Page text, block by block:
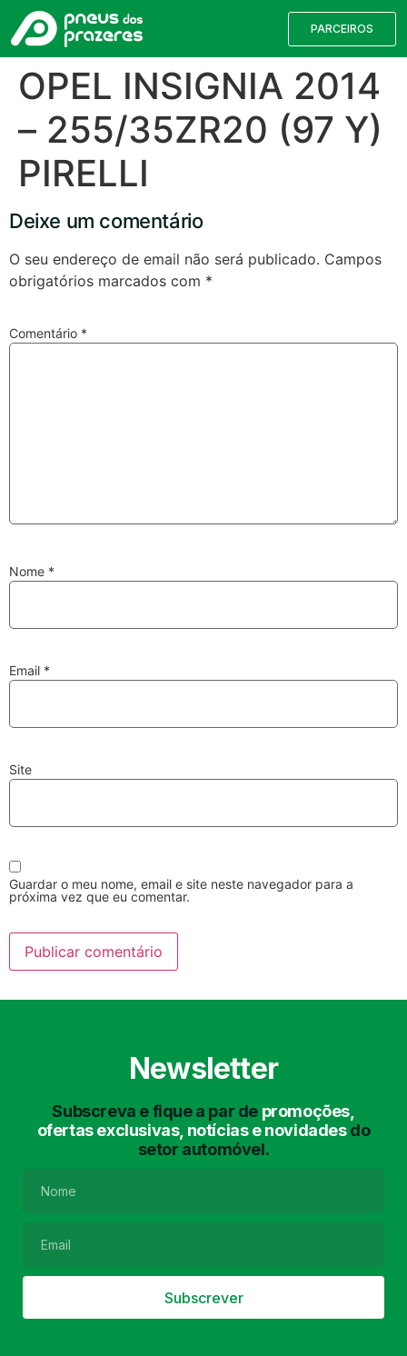
PARCEIROS
OPEL INSIGNIA 2014
– 255/35ZR20 (97 Y)
PIRELLI
Deixe um comentário
O seu endereço de email não será publicado. Campos
obrigatórios marcados com *
Comentário *
Nome *
Email *
Site
Guardar o meu nome, email e site neste navegador para a
próxima vez que eu comentar.
Newsletter
Subscreva e fique a par de promoções,
ofertas exclusivas, notícias e novidadesdo
setor automóvel.
Subscrever
Encontre o pneu correto para a sua
Válvulas TPMS
Discos e Pastilhas
Amortecedores
Lavagem Manual
Lavagem de Chassis Matrículas
Filtro de Partículas Óleos